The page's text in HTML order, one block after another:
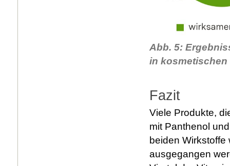
Abb. 5:
in kosmetischen
Fazit
Viele Produkte,
mit Panthenol
beiden
ausgegangen